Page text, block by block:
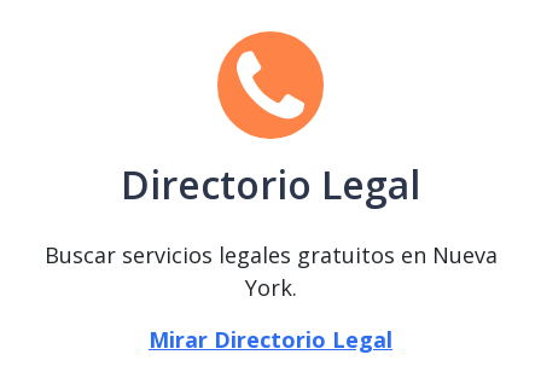
Directorio Legal
Buscar servicios legales gratuitos en Nueva
York.
Mirar Directorio Legal